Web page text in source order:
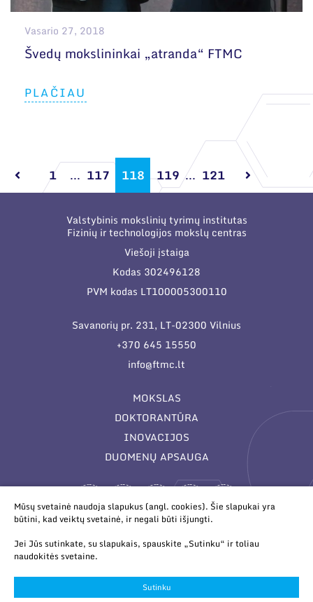
Vasario 27, 2018
Švedų mokslininkai „atranda“ FTMC
PLAČIAU
1 ... 117 118 119 ... 121
Valstybinis mokslinių tyrimų institutas
Fizinių ir technologijos mokslų centras
Viešoji įstaiga
Kodas 302496128
PVM kodas LT100005300110
Savanorių pr. 231, LT-02300 Vilnius
+370 645 15550
info@ftmc.lt
MOKSLAS
DOKTORANTŪRA
INOVACIJOS
DUOMENŲ APSAUGA
© 2026 Valstybinis mokslinių tyrimų institutas Fizinių ir
technologijos mokslų centras. Duomenys kaupiami ir saugomi
Juridinių asmenų registre.
Mūsų svetainė naudoja slapukus (angl. cookies). Šie slapukai yra
būtini, kad veiktų svetainė, ir negali būti išjungti.
Jei Jūs sutinkate, su slapukais, spauskite „Sutinku“ ir toliau
naudokitės svetaine.
Sutinku